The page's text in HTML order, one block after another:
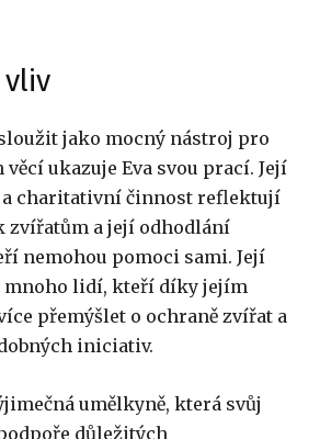
vliv
jako mocný nástroj pro
ukazuje Eva svou prací. Její
a charitativní činnost reflektují
zvířatům a její odhodlání
nemohou pomoci sami. Její
lidí, kteří díky jejím
přemýšlet o ochraně zvířat a
iniciativ.
umělkyně, která svůj
důležitých